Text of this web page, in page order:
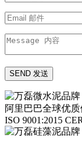
阿里巴巴全球优
ISO 9001:2015